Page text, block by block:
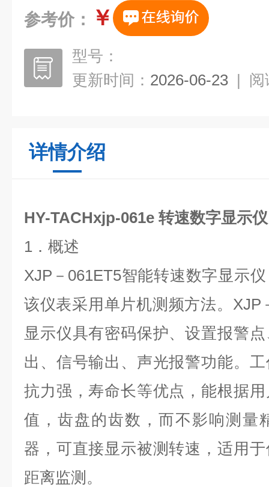
参考价： ￥
型号：
更新时间： 2026-06-23 | 阅
详情介绍
HY-TACHxjp-061e 转速数字显示仪
1．概述
XJP－061ET5智能转速数字显示
该仪表采用单片机测频方法。XJP
显示仪具有密码保护、设置报警
出、信号输出、声光报警功能。
抗力强，寿命长等优点，能根据
值，齿盘的齿数，而不影响测量
器，可直接显示被测转速，适用
距离监测。